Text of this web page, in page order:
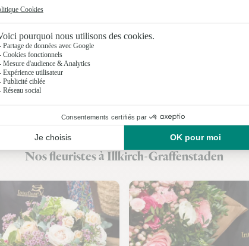
Nos fleuristes à Illkirch-Graffenstaden